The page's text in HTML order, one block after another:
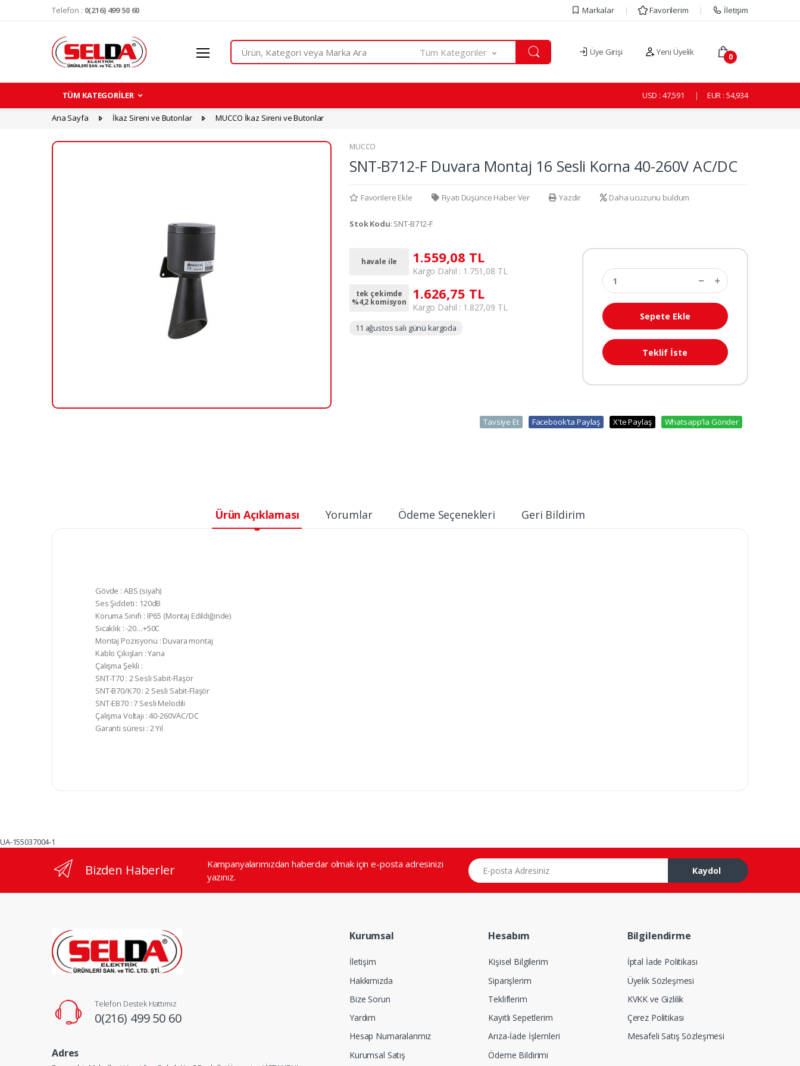
Telefon : 0(216) 499 50 60 Markalar Favorilerim İletişim
Search
Tüm Kategoriler Üye Girişi Yeni Üyelik 0
TÜM KATEGORİLER USD : 47,591 EUR : 54,934
Ana Sayfa İkaz Sireni ve Butonlar MUCCO İkaz Sireni ve Butonlar
MUCCO
SNT-B712-F Duvara Montaj 16 Sesli Korna 40-260V AC/DC
Favorilere Ekle Fiyatı Düşünce Haber Ver Yazdır Daha ucuzunu buldum
Stok Kodu: SNT-B712-F
havale ile 1.559,08 TL
Kargo Dahil : 1.751,08 TL
tek çekimde
%4,2 komisyon
1.626,75 TL
Kargo Dahil : 1.827,09 TL
11 ağustos salı günü kargoda
Sepete Ekle
Teklif İste
Tavsiye Et Facebook'ta Paylaş X'te Paylaş Whatsapp'la Gönder
Ürün Açıklaması Yorumlar Ödeme Seçenekleri Geri Bildirim
Gövde : ABS (siyah)
Ses Şiddeti : 120dB
Koruma Sınıfı : IP65 (Montaj Edildiğinde)
Sıcaklık : -20…+50C
Montaj Pozisyonu : Duvara montaj
Kablo Çıkışları : Yana
Çalışma Şekli :
SNT-T70 : 2 Sesli Sabit-Flaşör
SNT-B70/K70 : 2 Sesli Sabit-Flaşör
SNT-EB70 : 7 Sesli Melodili
Çalışma Voltajı : 40-260VAC/DC
Garanti süresi : 2 Yıl
UA-155037004-1
Bizden Haberler
Kampanyalarımızdan haberdar olmak için e-posta adresinizi
yazınız.
E-posta Adresiniz
Kaydol
Telefon Destek Hattımız
0(216) 499 50 60
Adres
Kurumsal
İletişim
Hakkımızda
Bize Sorun
Yardım
Hesap Numaralarımız
Kurumsal Satış
Hesabım
Kişisel Bilgilerim
Siparişlerim
Tekliflerim
Kayıtlı Sepetlerim
Arıza-İade İşlemleri
Ödeme Bildirimi
Bilgilendirme
İptal İade Politikası
Üyelik Sözleşmesi
KVKK ve Gizlilik
Çerez Politikası
Mesafeli Satış Sözleşmesi